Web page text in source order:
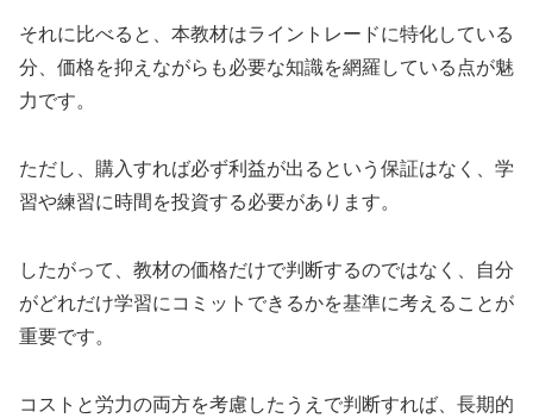
それに比べると、本教材はライントレードに特化している
分、価格を抑えながらも必要な知識を網羅している点が魅
力です。
ただし、購入すれば必ず利益が出るという保証はなく、学
習や練習に時間を投資する必要があります。
したがって、教材の価格だけで判断するのではなく、自分
がどれだけ学習にコミットできるかを基準に考えることが
重要です。
コストと労力の両方を考慮したうえで判断すれば、長期的